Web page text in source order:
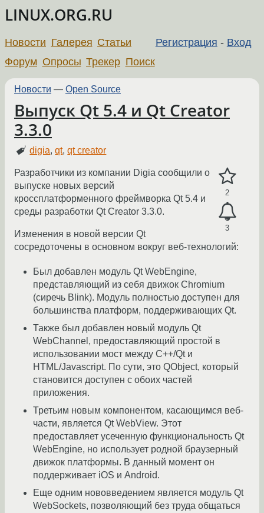
LINUX.ORG.RU
Регистрация - Вход
Новости Галерея Статьи
Форум Опросы Трекер Поиск
Новости — Open Source
Выпуск Qt 5.4 и Qt Creator
3.3.0
digia,qt,qt creator
2
3
Разработчики из компании Digia сообщили о
выпуске новых версий
кроссплатформенного фреймворка Qt 5.4 и
среды разработки Qt Creator 3.3.0.
Изменения в новой версии Qt
сосредоточены в основном вокруг веб-технологий:
Был добавлен модуль Qt WebEngine,
представляющий из себя движок Chromium
(сиречь Blink). Модуль полностью доступен для
большинства платформ, поддерживающих Qt.
Также был добавлен новый модуль Qt
WebChannel, предоставляющий простой в
использовании мост между C++/Qt и
HTML/Javascript. По сути, это QObject, который
становится доступен с обоих частей
приложения.
Третьим новым компонентом, касающимся веб-
части, является Qt WebView. Этот
предоставляет усеченную функциональность Qt
WebEngine, но использует родной браузерный
движок платформы. В данный момент он
поддерживает iOS и Android.
Еще одним нововведением является модуль Qt
WebSockets, позволяющий без труда общаться